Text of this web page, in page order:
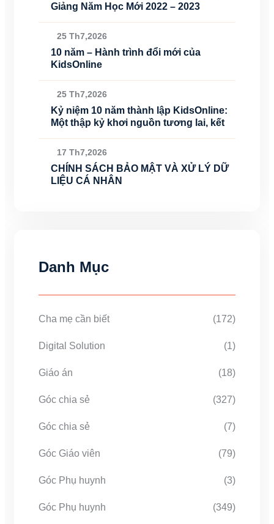
Giảng Năm Học Mới 2022 – 2023
25 Th7,2026
10 năm – Hành trình đổi mới của
KidsOnline
25 Th7,2026
Kỷ niệm 10 năm thành lập KidsOnline:
Một thập kỷ khơi nguồn tương lai, kết
17 Th7,2026
CHÍNH SÁCH BẢO MẬT VÀ XỬ LÝ DỮ
LIỆU CÁ NHÂN
Danh Mục
Cha mẹ cần biết (172)
Digital Solution (1)
Giáo án (18)
Góc chia sẻ (327)
Góc chia sẻ (7)
Góc Giáo viên (79)
Góc Phụ huynh (3)
Góc Phụ huynh (349)